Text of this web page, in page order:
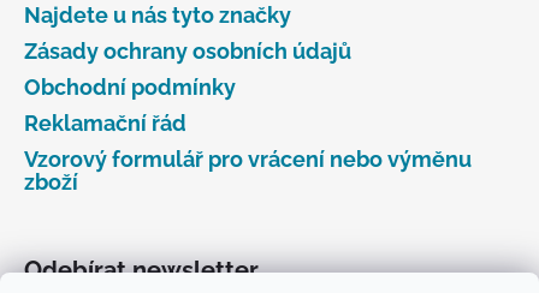
Najdete u nás tyto značky
Zásady ochrany osobních údajů
Obchodní podmínky
Reklamační řád
Vzorový formulář pro vrácení nebo výměnu
zboží
Odebírat newsletter